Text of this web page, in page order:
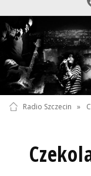
Radio Szczecin »